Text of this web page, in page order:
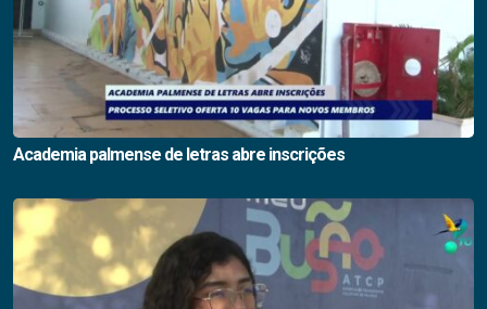
Academia palmense de letras abre inscrições